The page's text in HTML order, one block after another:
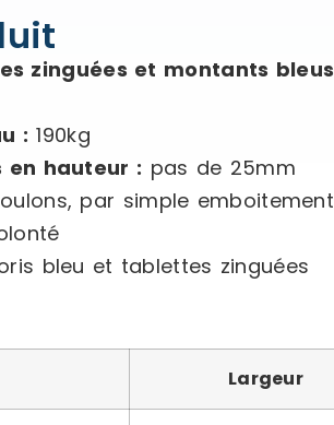
zinguées et montants bleus
: 190kg
en hauteur : pas de 25mm
par simple emboitement
bleu et tablettes zinguées
Largeur